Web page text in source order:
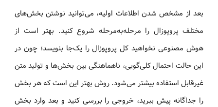
بعد از مشخص شدن اطلاعات اولیه، می‌توانید نوشتن بخش‌های
مختلف پروپوزال را مرحله‌به‌مرحله شروع کنید. بهتر است از
هوش مصنوعی نخواهید کل پروپوزال را یک‌جا بنویسد؛ چون در
این حالت احتمال کلی‌گویی، ناهماهنگی بین بخش‌ها و تولید متن
غیرقابل استفاده بیشتر می‌شود. روش بهتر این است که هر بخش
را جداگانه پیش ببرید، خروجی را بررسی کنید و بعد وارد بخش